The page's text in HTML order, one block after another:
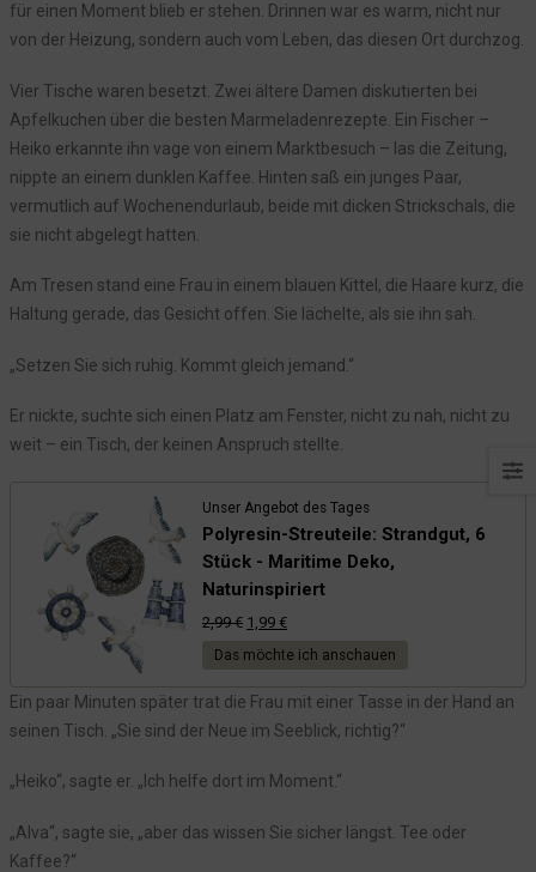
Episode 66 – Jonas hat eine Vermutung
Episode 64 – Stimmen im Flur
Episode 63 – Der Staub vergangener Jahre
Episode 61: Das Flüstern im Laub
Episode 60: Das Zeichen am Ufer
Die verlorene Verbindung
Der verschwundene Gast
Das erste Jahr im Seeblick
Episode 58: Ein neuer Blick auf das Seeblick
Episode 56: Ein stiller Beobachter
Episode 55: Heiko entdeckt Sankelmark
Episode 54: Ein leiser Wandel
Episode 53: Die Ankunft der Familie Lenzen
Episode 52: Das vergessene Gutshaus
Episode 51: Die verborgenen Aufzeichnungen
Episode 50: Verborgene Pfade
Episode 49: Die Inschrift in der Kirche
Episode 47: Das Echo der Glocke
für einen Moment blieb er stehen. Drinnen war es warm, nicht nur
von der Heizung, sondern auch vom Leben, das diesen Ort durchzog.
Vier Tische waren besetzt. Zwei ältere Damen diskutierten bei
Apfelkuchen über die besten Marmeladenrezepte. Ein Fischer –
Heiko erkannte ihn vage von einem Marktbesuch – las die Zeitung,
nippte an einem dunklen Kaffee. Hinten saß ein junges Paar,
vermutlich auf Wochenendurlaub, beide mit dicken Strickschals, die
sie nicht abgelegt hatten.
Am Tresen stand eine Frau in einem blauen Kittel, die Haare kurz, die
Haltung gerade, das Gesicht offen. Sie lächelte, als sie ihn sah.
„Setzen Sie sich ruhig. Kommt gleich jemand.“
Er nickte, suchte sich einen Platz am Fenster, nicht zu nah, nicht zu
weit – ein Tisch, der keinen Anspruch stellte.
Unser Angebot des Tages
Polyresin-Streuteile: Strandgut, 6
Stück - Maritime Deko,
Naturinspiriert
2,99€ Ursprünglicher
Preis
2,99 €
1,99 €Aktueller
Preis
1,99 €.
Das möchte ich anschauen
Ein paar Minuten später trat die Frau mit einer Tasse in der Hand an
seinen Tisch. „Sie sind der Neue im Seeblick, richtig?“
„Heiko“, sagte er. „Ich helfe dort im Moment.“
„Alva“, sagte sie, „aber das wissen Sie sicher längst. Tee oder
Kaffee?“